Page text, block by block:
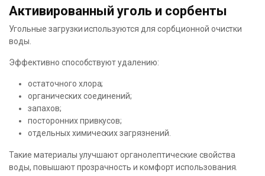
Активированный уголь и сорбенты
Угольные загрузки используются для сорбционной очистки
воды.
Эффективно способствуют удалению:
остаточного хлора;
органических соединений;
запахов;
посторонних привкусов;
отдельных химических загрязнений.
Такие материалы улучшают органолептические свойства
воды, повышают прозрачность и комфорт использования.